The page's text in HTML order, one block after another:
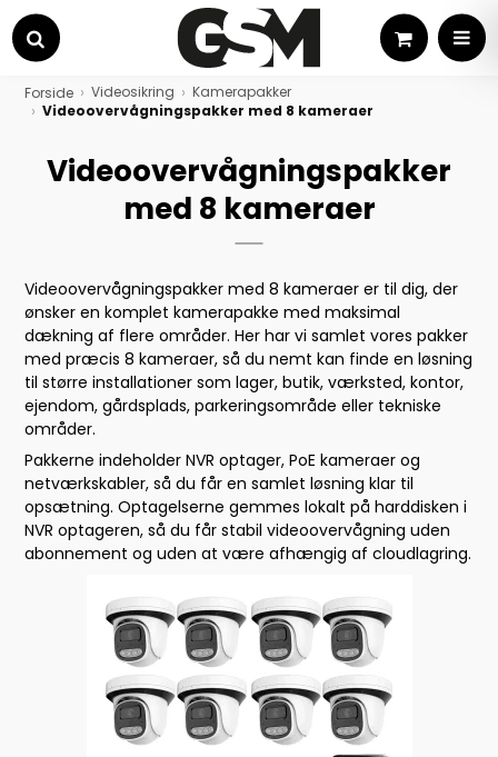
Søg
Kurv
Forside Videosikring
Kamerapakker
Videoovervågningspakker med 8 kameraer
Videoovervågningspakker
med 8 kameraer
Videoovervågningspakker med 8 kameraer er til dig, der
ønsker en komplet kamerapakke med maksimal
dækning af flere områder. Her har vi samlet vores pakker
med præcis 8 kameraer, så du nemt kan finde en løsning
til større installationer som lager, butik, værksted, kontor,
ejendom, gårdsplads, parkeringsområde eller tekniske
områder.
Pakkerne indeholder NVR optager, PoE kameraer og
netværkskabler, så du får en samlet løsning klar til
opsætning. Optagelserne gemmes lokalt på harddisken i
NVR optageren, så du får stabil videoovervågning uden
abonnement og uden at være afhængig af cloudlagring.